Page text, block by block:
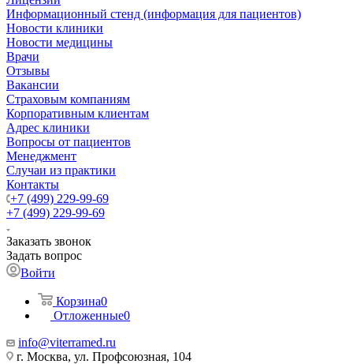
Информационный стенд (информация для пациентов)
Новости клиники
Новости медицины
Врачи
Отзывы
Вакансии
Страховым компаниям
Корпоративным клиентам
Адрес клиники
Вопросы от пациентов
Менеджмент
Случаи из практики
Контакты
+7 (499) 229-99-69
+7 (499) 229-99-69
Заказать звонок
Задать вопрос
Войти
Корзина0
Отложенные0
info@viterramed.ru
г. Москва, ул. Профсоюзная, 104